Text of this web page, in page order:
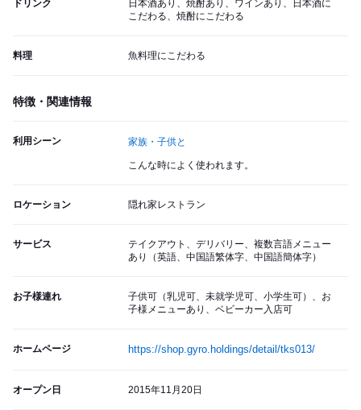
ドリンク
日本酒あり、焼酎あり、ワインあり、日本酒に
こだわる、焼酎にこだわる
料理 魚料理にこだわる
特徴・関連情報
利用シーン 家族・子供と
こんな時によく使われます。
ロケーション 隠れ家レストラン
サービス
テイクアウト、デリバリー、複数言語メニュー
あり（英語、中国語繁体字、中国語簡体字）
お子様連れ
子供可（乳児可、未就学児可、小学生可）、お
子様メニューあり、ベビーカー入店可
ホームページ https://shop.gyro.holdings/detail/tks013/
オープン日 2015年11月20日